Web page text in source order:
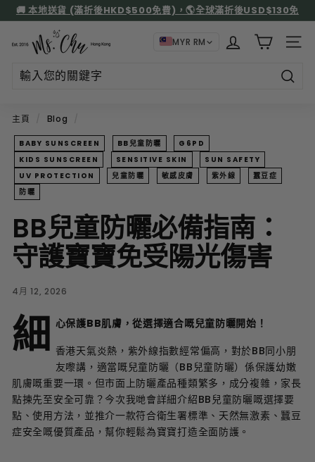
到
停
高達 59%禮物回贈！
門店自取可免運費
🚚 本地送貨 (滿折後HKD$500免費)，🌎全球滿折後USD$130免
運費
M
C
u
MYR RM 網站
主頁 Blog
BABY SUNSCREEN BB兒童防曬
G6PD
KIDS SUNSCREEN
SENSITIVE SKIN
SUN SAFETY
UV PROTECTION
兒童防曬 敏感皮膚 紫外線
蠶豆症
防曬
BB兒童防曬必備指南：
守護寶寶免受陽光傷害
4月 12, 2026
細 心保護BB肌膚，從選擇適合嘅兒童防曬開始！
香港天氣炎熱，紫外線指數經常偏高，對於BB同小朋
友嚟講，適當嘅兒童防曬（BB兒童防曬）係保護幼嫩
肌膚嘅重要一環。但市面上防曬產品種類繁多，成分複雜，家長
點揀先至安全可靠？今次我哋會詳細介紹BB兒童防曬嘅選擇要
點、使用方法，並推介一款符合衛生署標準、天然無激素、蠶豆
症安全嘅優質產品，幫你輕鬆為寶寶打造全面防護。